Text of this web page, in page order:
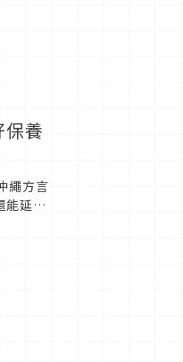
養
繩方言
能延續